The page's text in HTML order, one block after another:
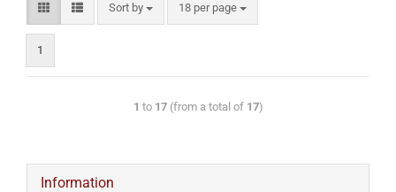
Sort by 18 per page
1
1 to 17(from a total of 17)
Information